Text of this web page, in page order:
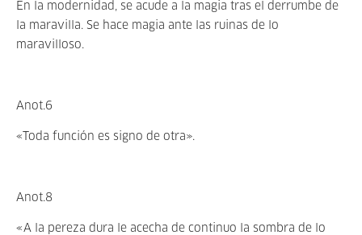
En la modernidad, se acude a la magia tras el derrumbe de
la maravilla. Se hace magia ante las ruinas de lo
maravilloso.
Anot.6
«Toda función es signo de otra».
Anot.8
«A la pereza dura le acecha de continuo la sombra de lo